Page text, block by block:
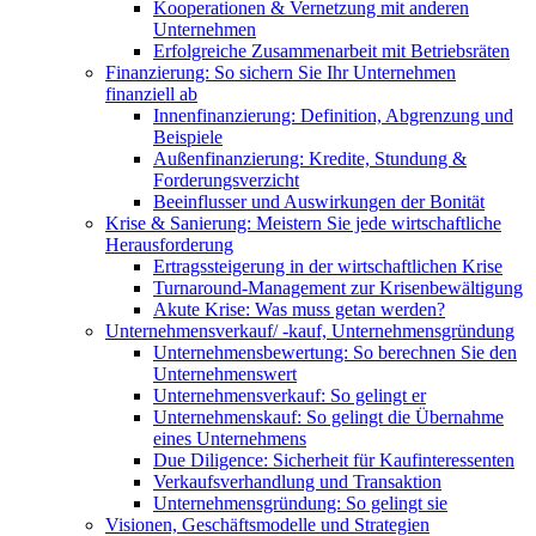
Kooperationen & Vernetzung mit anderen
Unternehmen
Erfolgreiche Zusammenarbeit mit Betriebsräten
Finanzierung: So sichern Sie Ihr Unternehmen
finanziell ab
Innenfinanzierung: Definition, Abgrenzung und
Beispiele
Außenfinanzierung: Kredite, Stundung &
Forderungsverzicht
Beeinflusser und Auswirkungen der Bonität
Krise & Sanierung: Meistern Sie jede wirtschaftliche
Herausforderung
Ertragssteigerung in der wirtschaftlichen Krise
Turnaround-Management zur Krisenbewältigung
Akute Krise: Was muss getan werden?
Unternehmensverkauf/ -kauf, Unternehmensgründung
Unternehmensbewertung: So berechnen Sie den
Unternehmenswert
Unternehmensverkauf: So gelingt er
Unternehmenskauf: So gelingt die Übernahme
eines Unternehmens
Due Diligence: Sicherheit für Kaufinteressenten
Verkaufsverhandlung und Transaktion
Unternehmensgründung: So gelingt sie
Visionen, Geschäftsmodelle und Strategien